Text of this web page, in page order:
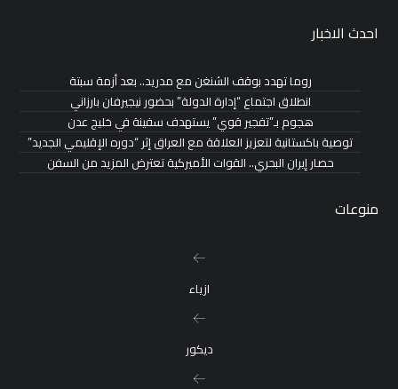
احدث الاخبار
روما تهدد بوقف الشنغن مع مدريد.. بعد أزمة سبتة
انطلاق اجتماع “إدارة الدولة” بحضور نيجيرفان بارزاني
هجوم بـ”تفجير قوي” يستهدف سفينة في خليج عدن
توصية باكستانية لتعزيز العلاقة مع العراق إثر “دوره الإقليمي الجديد”
حصار إيران البحري.. القوات الأميركية تعترض المزيد من السفن
منوعات
ازياء
ديكور